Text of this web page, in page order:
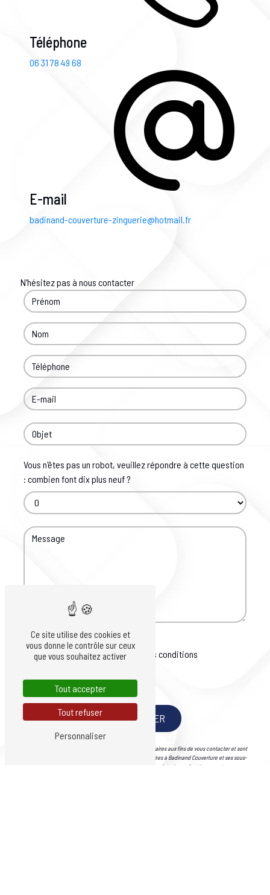
Téléphone
06 31 78 49 68
E-mail
badinand-couverture-zinguerie@hotmail.fr
N'hésitez pas à nous contacter
Vous n'êtes pas un robot, veuillez répondre à cette question
: combien font dix plus neuf ?
En cochant cette case, j'accepte les conditions
ENVOYER
** Les données personnelles communiquées sont nécessaires aux fins de vous contacter et sont
enregistrées dans un fichier informatisé. Elles sont destinées à Badinand Couverture et ses sous-
traitants dans le seul but de répondre à votre message. Les données collectées seront
Ce site utilise des cookies et
vous donne le contrôle sur ceux
que vous souhaitez activer
Tout accepter
Tout refuser
Personnaliser